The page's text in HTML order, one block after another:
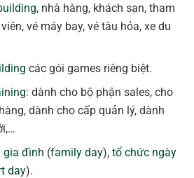
, nhà hàng, khách sạn, tham
vé máy bay, vé tàu hỏa, xe du
các gói games riêng biệt.
: dành cho bộ phận sales, cho
dành cho cấp quản lý, dành
gia đình (family day),tổ chức ngày
day).